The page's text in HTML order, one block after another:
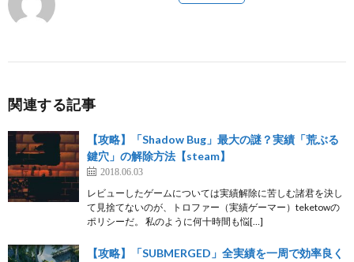
関連する記事
【攻略】「Shadow Bug」最大の謎？実績「荒ぶる
鍵穴」の解除方法【steam】
2018.06.03
レビューしたゲームについては実績解除に苦しむ諸君を決し
て見捨てないのが、トロファー（実績ゲーマー）teketowの
ポリシーだ。 私のように何十時間も悩[…]
【攻略】「SUBMERGED」全実績を一周で効率良く